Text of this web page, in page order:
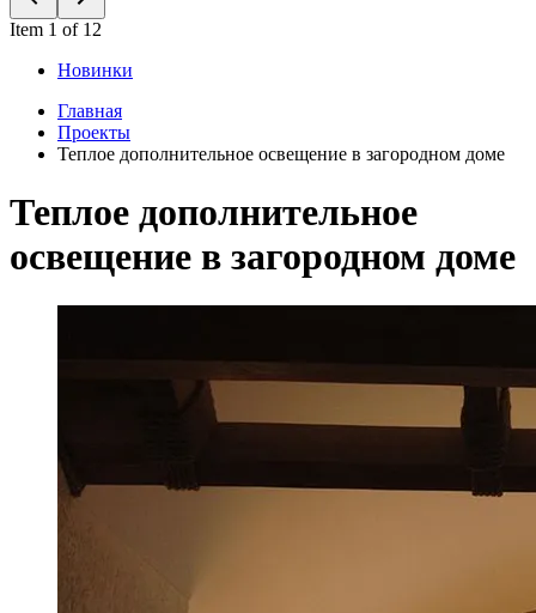
Item 1 of 12
Новинки
Главная
Проекты
Теплое дополнительное освещение в загородном доме
Теплое дополнительное
освещение в загородном доме